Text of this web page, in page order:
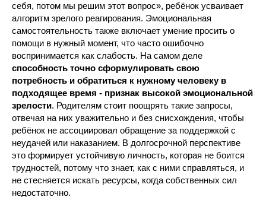
себя, потом мы решим этот вопрос», ребёнок усваивает
алгоритм зрелого реагирования. Эмоциональная
самостоятельность также включает умение просить о
помощи в нужный момент, что часто ошибочно
воспринимается как слабость. На самом деле
способность точно сформулировать свою
потребность и обратиться к нужному человеку в
подходящее время - признак высокой эмоциональной
зрелости. Родителям стоит поощрять такие запросы,
отвечая на них уважительно и без снисхождения, чтобы
ребёнок не ассоциировал обращение за поддержкой с
неудачей или наказанием. В долгосрочной перспективе
это формирует устойчивую личность, которая не боится
трудностей, потому что знает, как с ними справляться, и
не стесняется искать ресурсы, когда собственных сил
недостаточно.